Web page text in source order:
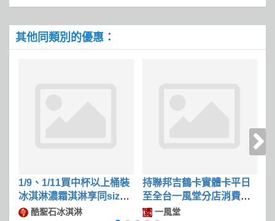
其他同類別的優惠：
1/9、1/11買中杯以上桶裝
冰淇淋濃霜淇淋享同size
冰淇淋第二件50
酷聖石冰淇淋
持聯邦吉鶴卡實體卡平日
至全台一風堂分店消費滿
$600可現折$50
一風堂